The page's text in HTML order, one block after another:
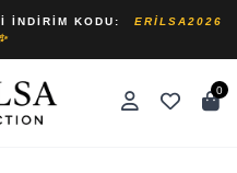
İNDIRIM KODU:
ERILSA2026
0